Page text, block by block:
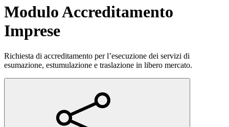
Modulo Accreditamento
Imprese
Richiesta di accreditamento per l’esecuzione dei servizi di
esumazione, estumulazione e traslazione in libero mercato.